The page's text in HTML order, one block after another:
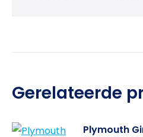
Gerelateerde
Plymouth